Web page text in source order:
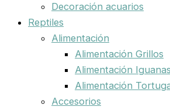
Decoración acuarios
Reptiles
Alimentación
Alimentación Grillos
Alimentación Iguanas
Alimentación
Accesorios